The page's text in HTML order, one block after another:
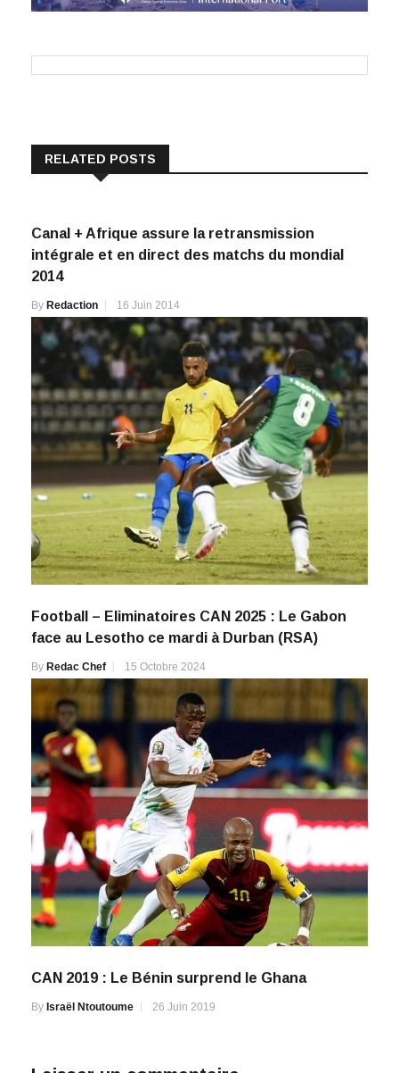
RELATED POSTS
Canal + Afrique assure la retransmission
intégrale et en direct des matchs du mondial
2014
By Redaction 16 Juin 2014
Football – Eliminatoires CAN 2025 : Le Gabon
face au Lesotho ce mardi à Durban (RSA)
By Redac Chef 15 Octobre 2024
CAN 2019 : Le Bénin surprend le Ghana
By Israël Ntoutoume 26 Juin 2019